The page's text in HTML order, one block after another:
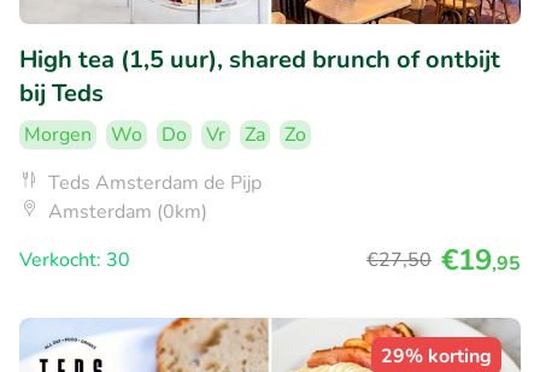
High tea (1,5 uur), shared brunch of ontbijt
bij Teds
Morgen Wo Do Vr Za
Zo
Teds Amsterdam de Pijp
Amsterdam (0km)
Verkocht: 30
€27,50 €19,95
29% korting